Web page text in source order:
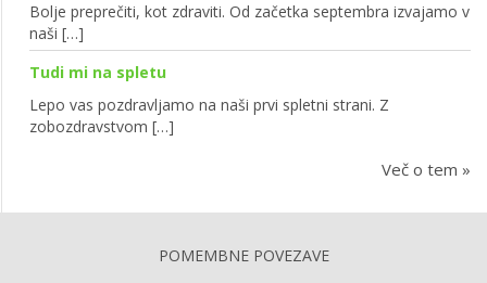
Bolje preprečiti, kot zdraviti. Od začetka septembra izvajamo v
naši […]
Tudi mi na spletu
Lepo vas pozdravljamo na naši prvi spletni strani. Z
zobozdravstvom […]
Več o tem »
POMEMBNE POVEZAVE